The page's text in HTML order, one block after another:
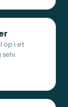
op i et